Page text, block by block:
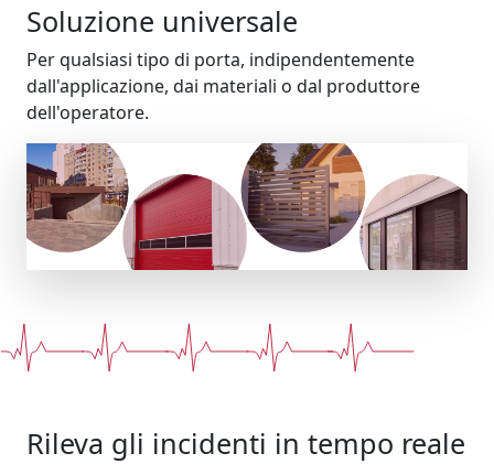
Soluzione universale
Per qualsiasi tipo di porta, indipendentemente
dall'applicazione, dai materiali o dal produttore
dell'operatore.
Rileva gli incidenti in tempo reale